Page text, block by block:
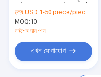
আমাদের সাথে যোগাযোগ করুন
মূল্য:USD 1-50 piece/pieces
MOQ:10
সর্বশেষ দাম পান
এখন যোগাযোগ